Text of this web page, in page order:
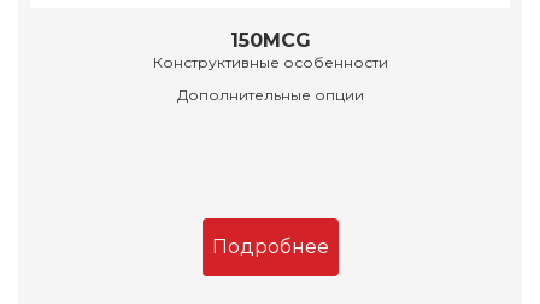
150MCG
Конструктивные особенности
Дополнительные опции
Подробнее